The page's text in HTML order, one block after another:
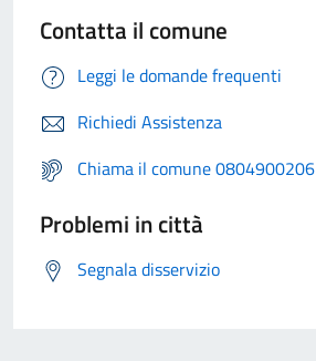
Contatta il comune
Leggi le domande frequenti
Richiedi Assistenza
Chiama il comune 0804900206
Problemi in città
Segnala disservizio